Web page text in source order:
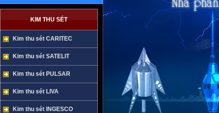
KIM THU SÉT
Kim thu sét CARITEC
Kim thu sét SATELIT
Kim thu sét PULSAR
Kim thu sét LIVA
Kim thu sét INGESCO